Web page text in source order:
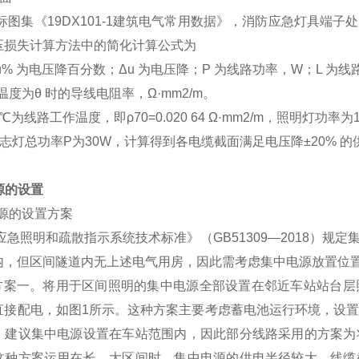
集《19DX101-1建筑电气常用数据》，消防应急灯具端子
损失计算方法中的简化计算公式为
电压降百分数；Δu 为电压降；P 为线路功率，W；L 为线
度为θ 时的导线电阻率，Ω·mm2/m。
线路工作温度，即ρ70=0.020 64 Ω·mm2/m，照明灯功率为
灯总功率P为30W，计算得到各电缆截面满足电压降±20% 的
的设置
的设置方案
照明和疏散指示系统技术标准》（GB51309—2018）规定
，但区间隧道内无上述电气用房，因此需考虑集中电源放置位
。将用于区间照明的集中电源全部设置在邻近车站站台层
接配电，如图1所示。这种方案主要考虑蓄电池运行环境，设
建议集中电源设置在车站范围内，因此部分线路采用的方案